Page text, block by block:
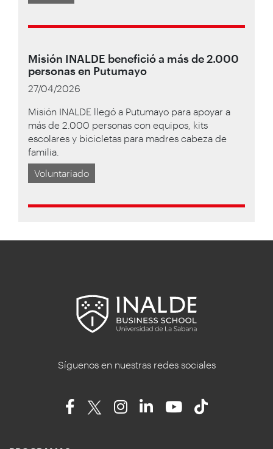
Misión INALDE benefició a más de 2.000
personas en Putumayo
27/04/2026
Misión INALDE llegó a Putumayo para apoyar a
más de 2.000 personas con equipos, kits
escolares y bicicletas para madres cabeza de
familia.
Voluntariado
Síguenos en nuestras redes sociales